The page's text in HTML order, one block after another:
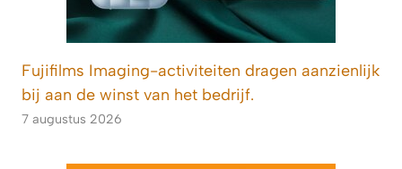
Fujifilms Imaging-activiteiten dragen aanzienlijk
bij aan de winst van het bedrijf.
7 augustus 2026